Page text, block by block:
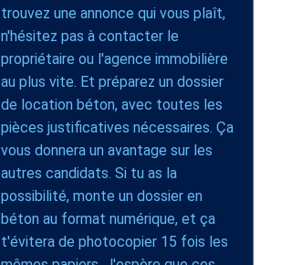
trouvez une annonce qui vous plaît,
n'hésitez pas à contacter le
propriétaire ou l'agence immobilière
au plus vite. Et préparez un dossier
de location béton, avec toutes les
pièces justificatives nécessaires. Ça
vous donnera un avantage sur les
autres candidats. Si tu as la
possibilité, monte un dossier en
béton au format numérique, et ça
t'évitera de photocopier 15 fois les